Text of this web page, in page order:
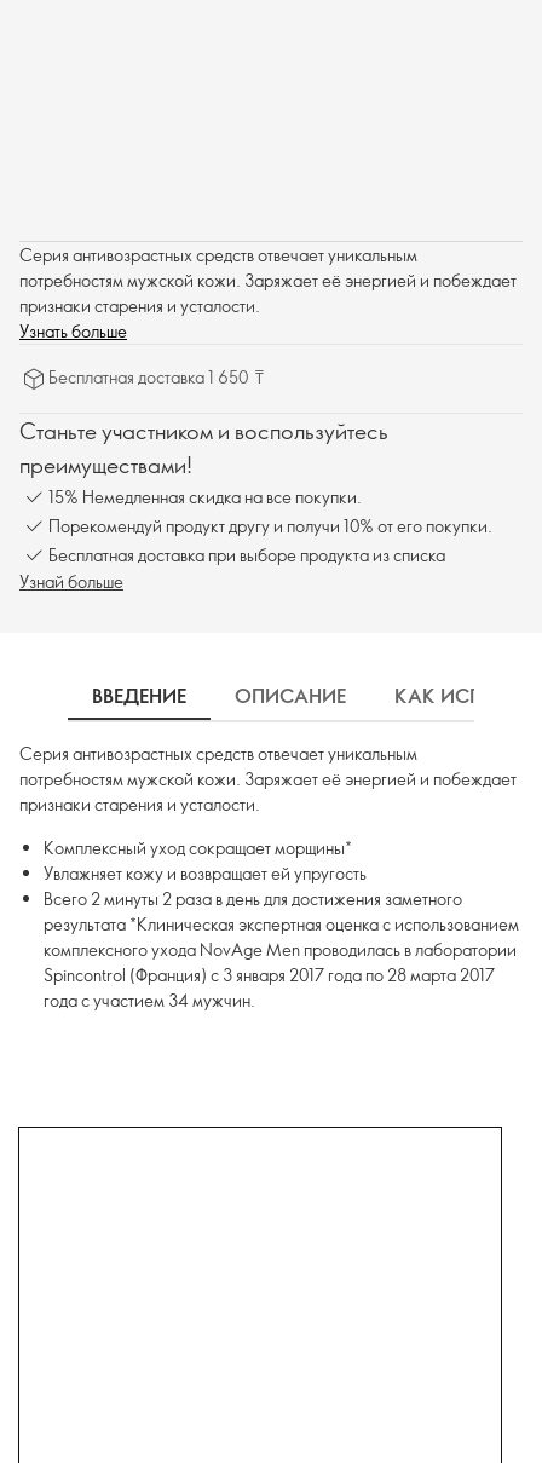
Серия антивозрастных средств отвечает уникальным
потребностям мужской кожи. Заряжает её энергией и побеждает
признаки старения и усталости.
Узнать больше
Бесплатная доставка 1 650 ₸
Станьте участником и воспользуйтесь
преимуществами!
15% Немедленная скидка на все покупки.
Порекомендуй продукт другу и получи 10% от его покупки.
Бесплатная доставка при выборе продукта из списка
Узнай больше
ВВЕДЕНИЕ ОПИСАНИЕ КАК
Серия антивозрастных средств отвечает уникальным
потребностям мужской кожи. Заряжает её энергией и побеждает
признаки старения и усталости.
Комплексный уход сокращает морщины*
Увлажняет кожу и возвращает ей упругость
Всего 2 минуты 2 раза в день для достижения заметного
результата *Клиническая экспертная оценка с использованием
комплексного ухода NovAge Men проводилась в лаборатории
Spincontrol (Франция) с 3 января 2017 года по 28 марта 2017
года с участием 34 мужчин.